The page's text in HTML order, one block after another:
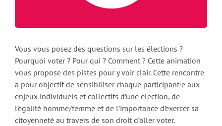
Vous vous posez des questions sur les élections ?
Pourquoi voter ? Pour qui ? Comment ? Cette animation
vous propose des pistes pour y voir clair. Cette rencontre
a pour objectif de sensibiliser chaque participant·e aux
enjeux individuels et collectifs d’une élection, de
l’égalité homme/femme et de l’importance d’exercer sa
citoyenneté au travers de son droit d’aller voter.